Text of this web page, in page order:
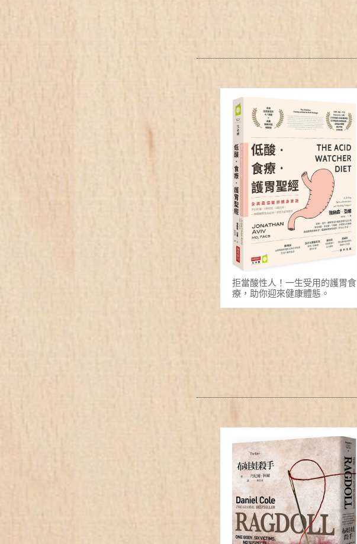
拒當酸性人！一生受用的護胃食
療，助你迎來健康體態。